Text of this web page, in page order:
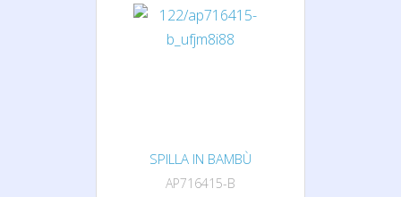
SPILLA IN BAMBÙ
AP716415-B